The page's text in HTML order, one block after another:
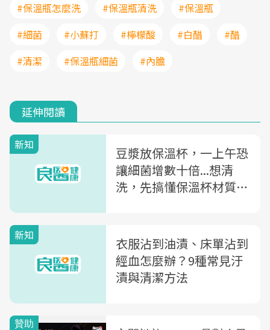
#保溫瓶怎麼洗 #保溫瓶清洗
#保溫瓶
#細菌
#小蘇打 #檸檬酸 #白醋
#醋
#清潔
#保溫瓶細菌 #內膽
延伸閱讀
新知
豆漿放保溫杯，一上午恐
讓細菌增數十倍...想清
洗，先搞懂保溫杯材質！
新知
衣服沾到油漬、床單沾到
經血怎麼辦？9種常見汙
漬與清潔方法